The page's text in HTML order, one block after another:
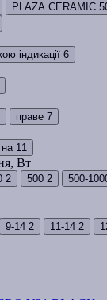
PLAZA CERAMIC
індикації 6
праве 7
11
Вт
2 500 2 500-
9-14 2 11-14 2